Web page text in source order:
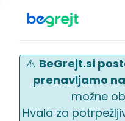
⚠️ BeGrejt.si
prenavljamo
možne
Hvala za